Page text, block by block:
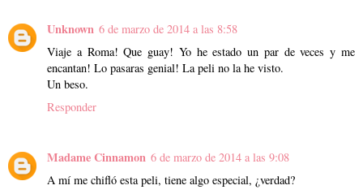
Unknown 6 de marzo de 2014 a las 8:58
Viaje a Roma! Que guay! Yo he estado un par de veces y me
encantan! Lo pasaras genial! La peli no la he visto.
Un beso.
Responder
Madame Cinnamon 6 de marzo de 2014 a las 9:08
A mí me chifló esta peli, tiene algo especial, ¿verdad?